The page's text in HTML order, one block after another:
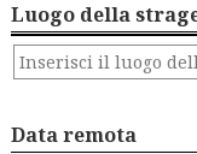
Luogo della
Data remota